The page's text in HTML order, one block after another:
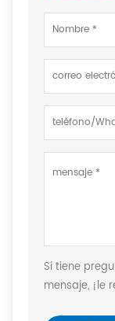
Si tiene
mensaje, ¡le